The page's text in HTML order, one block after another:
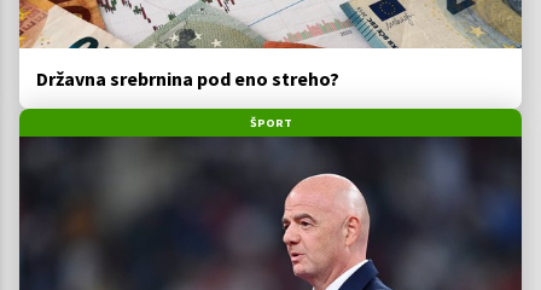
Državna srebrnina pod eno streho?
ŠPORT